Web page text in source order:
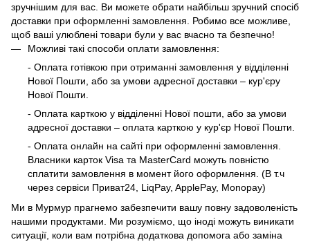
зручнішим для вас. Ви можете обрати найбільш зручний спосіб
доставки при оформленні замовлення. Робимо все можливе,
щоб ваші улюблені товари були у вас вчасно та безпечно!
Можливі такі способи оплати замовлення:
- Оплата готівкою при отриманні замовлення у відділенні
Нової Пошти, або за умови адресної доставки – кур'єру
Нової Пошти.
- Оплата карткою у відділенні Нової пошти, або за умови
адресної доставки – оплата карткою у кур'єр Нової Пошти.
- Оплата онлайн на сайті при оформленні замовлення.
Власники карток Visa та MasterCard можуть повністю
сплатити замовлення в момент його оформлення. (В т.ч
через сервіси Приват24, LiqPay, ApplePay, Monopay)
Ми в Мурмур прагнемо забезпечити вашу повну задоволеність
нашими продуктами. Ми розуміємо, що іноді можуть виникати
ситуації, коли вам потрібна додаткова допомога або заміна